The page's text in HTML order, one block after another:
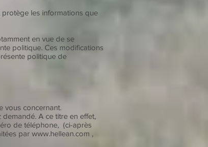
les informations que
en vue de se
politique. Ces modifications
politique de
vous concernant.
A ce titre en effet,
de téléphone, (ci-après
par www.hellean.com ,